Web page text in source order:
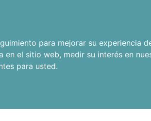
para mejorar su experiencia
en el sitio web, medir su interés en
para usted.